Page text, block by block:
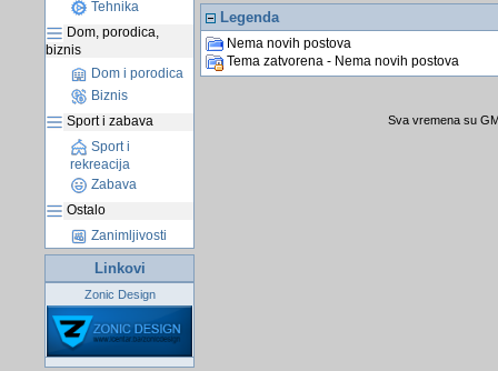
Tehnika
Dom, porodica,
biznis
Dom i porodica
Biznis
Sport i zabava
Sport i
rekreacija
Zabava
Ostalo
Zanimljivosti
Linkovi
Zonic Design
Legenda
Nema novih postova
Tema zatvorena - Nema novih postova
Sva vremena su